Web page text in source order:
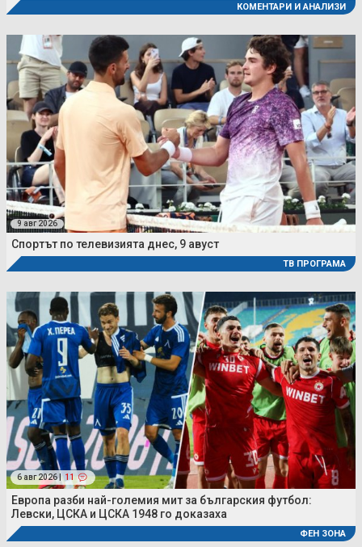
КОМЕНТАРИ И АНАЛИЗИ
9 авг 2026
Спортът по телевизията днес, 9 авуст
ТВ ПРОГРАМА
6 авг 2026 | 11
Европа разби най-големия мит за българския футбол:
Левски, ЦСКА и ЦСКА 1948 го доказаха
ФЕН ЗОНА